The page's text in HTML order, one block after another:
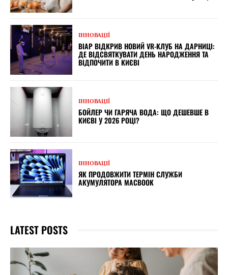
ІННОВАЦІЇ
ВІАР ВІДКРИВ НОВИЙ VR-КЛУБ НА ДАРНИЦІ:
ДЕ ВІДСВЯТКУВАТИ ДЕНЬ НАРОДЖЕННЯ ТА
ВІДПОЧИТИ В КИЄВІ
ІННОВАЦІЇ
БОЙЛЕР ЧИ ГАРЯЧА ВОДА: ЩО ДЕШЕВШЕ В
КИЄВІ У 2026 РОЦІ?
ІННОВАЦІЇ
ЯК ПРОДОВЖИТИ ТЕРМІН СЛУЖБИ
АКУМУЛЯТОРА MACBOOK
LATEST POSTS